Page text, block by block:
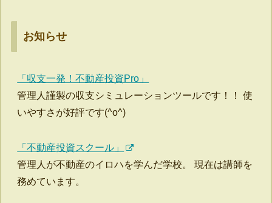
お知らせ
「収支一発！不動産投資Pro」
管理人謹製の収支シミュレーションツールです！！ 使
いやすさが好評です(^o^)
「不動産投資スクール」
管理人が不動産のイロハを学んだ学校。 現在は講師を
務めています。